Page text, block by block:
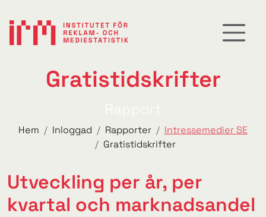
Gratistidskrifter
Hem Inloggad Rapporter
Intressemedier SE
Gratistidskrifter
Utveckling per år, per
kvartal och marknadsandel